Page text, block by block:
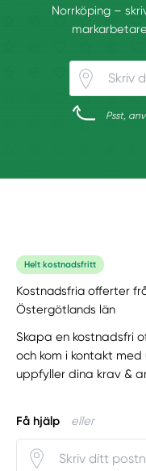
Norrköping –
Psst,
Helt kostnadsfritt
Kostnadsfria offerter
Östergötlands län
Skapa en kostnadsfri
och kom i kontakt
uppfyller dina krav &
Få hjälp eller